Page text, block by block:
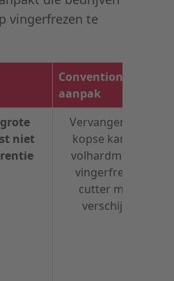
vingerfrezen te
Conventionele
aanpak
niet
Vervangen door
kopse kant van
volhardmetalen
vingerfrees →
cutter marks
verschijnen